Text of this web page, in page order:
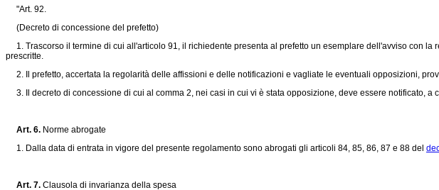
"Art. 92.
(Decreto di concessione del prefetto)
1. Trascorso il termine di cui all'articolo 91, il richiedente presenta al prefetto un esemplare dell'avviso con
prescritte.
2. Il prefetto, accertata la regolarità delle affissioni e delle notificazioni e vagliate le eventuali opposizioni,
3. Il decreto di concessione di cui al comma 2, nei casi in cui vi è stata opposizione, deve essere notificato, a
Art. 6. Norme abrogate
1. Dalla data di entrata in vigore del presente regolamento sono abrogati gli articoli 84, 85, 86, 87 e 88 del
Art. 7. Clausola di invarianza della spesa